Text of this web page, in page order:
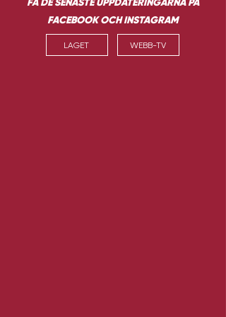
FACEBOOK OCH INSTAGRAM
LAGET WEBB-TV